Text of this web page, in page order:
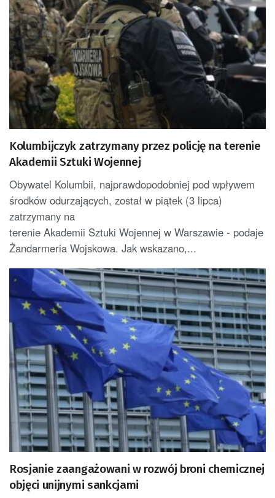
Kolumbijczyk zatrzymany przez policję na terenie
Akademii Sztuki Wojennej
Obywatel Kolumbii, najprawdopodobniej pod wpływem
środków odurzających, został w piątek (3 lipca)
zatrzymany na
terenie Akademii Sztuki Wojennej w Warszawie - podaje
Żandarmeria Wojskowa. Jak wskazano,...
Rosjanie zaangażowani w rozwój broni chemicznej
objęci unijnymi sankcjami